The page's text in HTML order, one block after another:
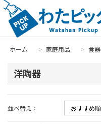
ホーム > 家庭用品 > 食器
洋陶器
並べ替え：